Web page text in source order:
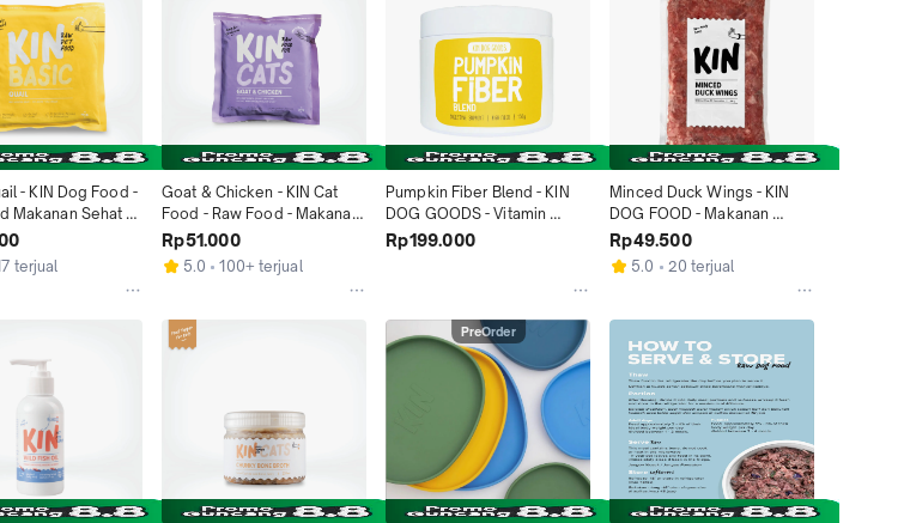
- KIN Dog Food -
Makanan Sehat
terjual
Goat & Chicken - KIN Cat
Food - Raw Food - Makanan
Kucing Sehat Mentah
Rp51.000
5.0 100+ terjual
Pumpkin Fiber Blend - KIN
DOG GOODS - Vitamin
Anjing Kucing
Rp199.000
Minced Duck Wings - KIN
DOG FOOD - Makanan
Anjing Kucing
Rp49.500
5.0 20 terjual
PreOrder